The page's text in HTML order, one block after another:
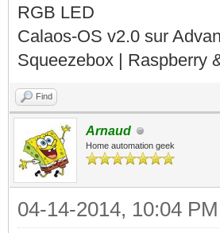
RGB LED
Calaos-OS v2.0 sur
Squeezebox | Raspberry
Find
Arnaud
Home automation geek
04-14-2014, 10:04 PM